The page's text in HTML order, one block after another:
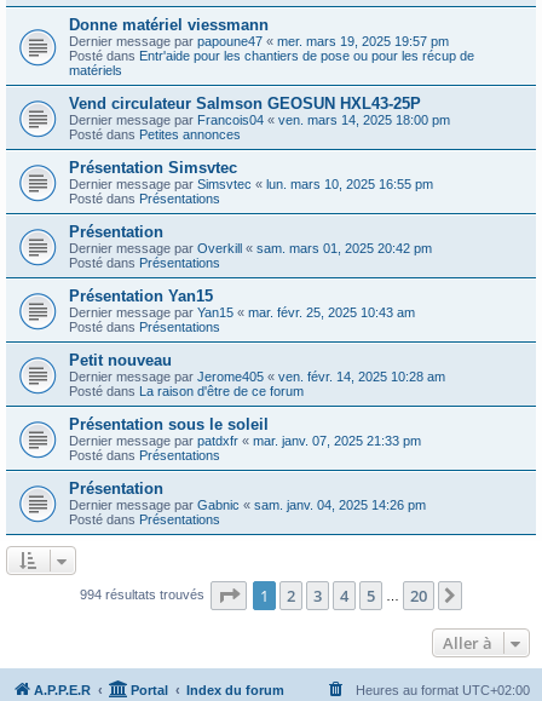
Donne matériel viessmann
Dernier message par papoune47 « mer. mars 19, 2025 19:57 pm
Posté dans Entr'aide pour les chantiers de pose ou pour les récup de
matériels
Vend circulateur Salmson GEOSUN HXL43-25P
Dernier message par Francois04 « ven. mars 14, 2025 18:00 pm
Posté dans Petites annonces
Présentation Simsvtec
Dernier message par Simsvtec « lun. mars 10, 2025 16:55 pm
Posté dans Présentations
Présentation
Dernier message par Overkill « sam. mars 01, 2025 20:42 pm
Posté dans Présentations
Présentation Yan15
Dernier message par Yan15 « mar. févr. 25, 2025 10:43 am
Posté dans Présentations
Petit nouveau
Dernier message par Jerome405 « ven. févr. 14, 2025 10:28 am
Posté dans La raison d'être de ce forum
Présentation sous le soleil
Dernier message par patdxfr « mar. janv. 07, 2025 21:33 pm
Posté dans Présentations
Présentation
Dernier message par Gabnic « sam. janv. 04, 2025 14:26 pm
Posté dans Présentations
994 résultats trouvés Page 1sur20
1 2 3 4 5 20
Aller à
A.P.P.E.R Portal Index du forum Heures au format UTC+02:00